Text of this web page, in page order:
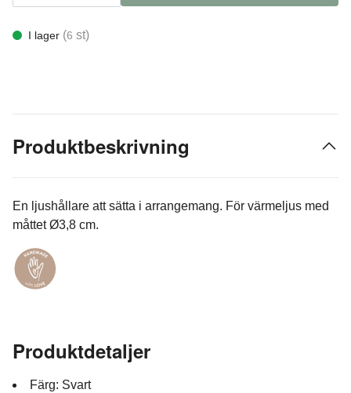
I lager (6 st)
Produktbeskrivning
En ljushållare att sätta i arrangemang. För värmeljus med
måttet Ø3,8 cm.
Produktdetaljer
Färg: Svart